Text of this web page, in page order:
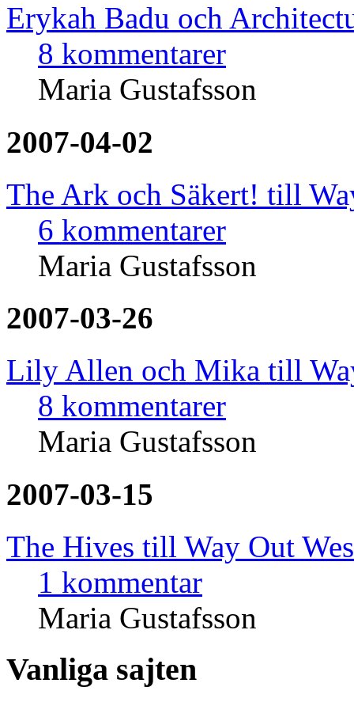
Erykah Badu och
8 kommentarer
Maria Gustafsson
2007-04-02
The Ark och Säkert! till
6 kommentarer
Maria Gustafsson
2007-03-26
Lily Allen och Mika till
8 kommentarer
Maria Gustafsson
2007-03-15
The Hives till Way Out
1 kommentar
Maria Gustafsson
Vanliga sajten